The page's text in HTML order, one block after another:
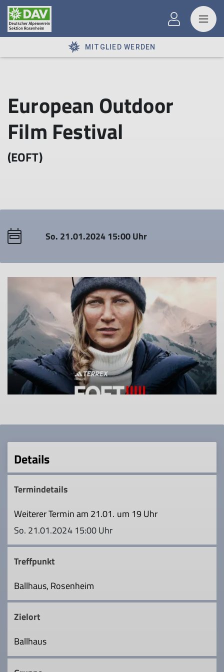
MITGLIED WERDEN
European Outdoor
Film Festival
(EOFT)
So. 21.01.2024 15:00 Uhr
Details
Termindetails
Weiterer Termin am 21.01. um 19 Uhr
So. 21.01.2024 15:00 Uhr
Treffpunkt
Ballhaus, Rosenheim
Zielort
Ballhaus